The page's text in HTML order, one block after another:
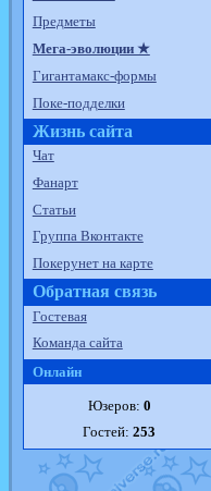
Предметы
Мега-эволюции ★
Гигантамакс-формы
Поке-подделки
Жизнь сайта
Чат
Фанарт
Статьи
Группа Вконтакте
Покерунет на карте
Обратная связь
Гостевая
Команда сайта
Онлайн
Юзеров: 0
Гостей:253